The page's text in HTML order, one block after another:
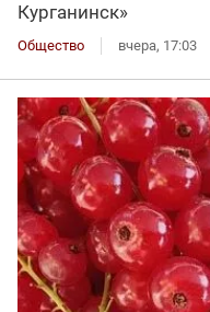
Курганинск»
Общество вчера, 17:03